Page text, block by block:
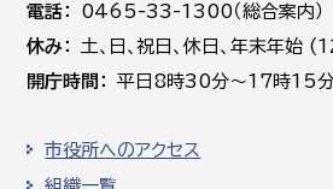
電話
0465-33-1300（総合案内）
休み
土､日､祝日、休日、年末年始
開庁時間
平日8時30分～17時15
市役所へのアクセス